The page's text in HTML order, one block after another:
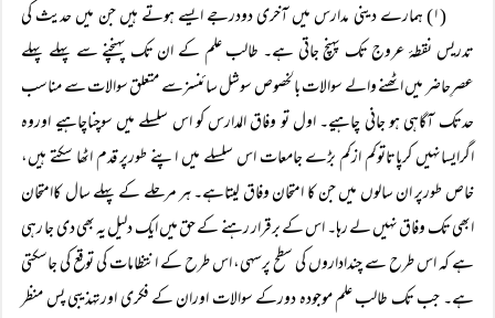
(۱) ہمارے دینی مدارس میں آخری دودرجے ایسے ہوتے ہیں جن میں حدیث کی
تدریس نقطۂ عروج تک پہنچ جاتی ہے۔ طالب علم کے ان تک پہنچنے سے پہلے پہلے
عصرِحاضر میں اٹھنے والے سوالات بالخصوص سوشل سائنسزسے متعلق سوالات سے مناسب
حدتک آگاہی ہو جانی چاہیے۔ اول تو وفاق المدارس کو اس سلسلے میں سوچناچاہیے اوروہ
اگرایسانہیں کرپاتاتوکم ازکم بڑے جامعات اس سلسلے میں اپنے طورپر قدم اٹھا سکتے ہیں،
خاص طورپر ان سالوں میں جن کا امتحان وفاق لیتاہے۔ ہر مرحلے کے پہلے سال کاامتحان
ابھی تک وفاق نہیں لے رہا۔ اس کے برقرار رہنے کے حق میں ایک دلیل یہ بھی دی جا رہی
ہے کہ اس طرح سے چنداداروں کی سطح پرسہی، اس طرح کے انتظامات کی توقع کی جاسکتی
ہے۔ جب تک طالب علم موجودہ دورکے سوالات اوران کے فکری اورتہذیبی پس منظر